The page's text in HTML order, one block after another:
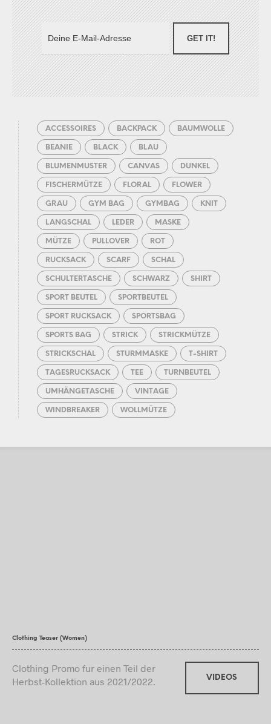
GET IT!
ACCESSOIRES BACKPACK BAUMWOLLE
BEANIE BLACK BLAU
BLUMENMUSTER CANVAS DUNKEL
FISCHERMÜTZE FLORAL FLOWER
GRAU GYM BAG GYMBAG KNIT
LANGSCHAL LEDER MASKE
MÜTZE PULLOVER ROT
RUCKSACK SCARF SCHAL
SCHULTERTASCHE SCHWARZ SHIRT
SPORT BEUTEL SPORTBEUTEL
SPORT RUCKSACK SPORTSBAG
SPORTS BAG STRICK STRICKMÜTZE
STRICKSCHAL STURMMASKE T-SHIRT
TAGESRUCKSACK TEE TURNBEUTEL
UMHÄNGETASCHE VINTAGE
WINDBREAKER WOLLMÜTZE
Clothing Teaser (Women)
Clothing Promo fur einen Teil der
Herbst-Kollektion aus 2021/2022.
VIDEOS